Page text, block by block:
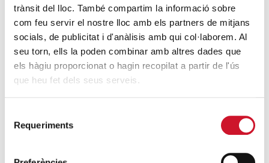
trànsit del lloc. També compartim la informació sobre
com feu servir el nostre lloc amb els partners de mitjans
socials, de publicitat i d'anàlisis amb qui col·laborem. Al
seu torn, ells la poden combinar amb altres dades que
els hàgiu proporcionat o hagin recopilat a partir de l'ús
que heu fet dels seus serveis.
Requeriments
Endulzando la vida de los más pequeños
SIGUE LEYENDO
encuentran a las puertas del sinhogarismo